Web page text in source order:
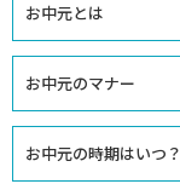
お中元とは
お中元のマナー
お中元の時期はいつ？